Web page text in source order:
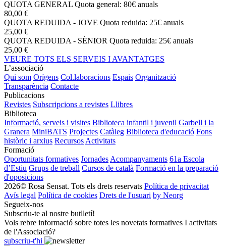
QUOTA GENERAL Quota general: 80€ anuals
80,00 €
QUOTA REDUIDA - JOVE Quota reduida: 25€ anuals
25,00 €
QUOTA REDUIDA - SÈNIOR Quota reduida: 25€ anuals
25,00 €
VEURE TOTS ELS SERVEIS I AVANTATGES
L’associació
Qui som Orígens Col.laboracions Espais Organització
Transparència Contacte
Publicacions
Revistes Subscripcions a revistes Llibres
Biblioteca
Informació, serveis i visites Biblioteca infantil i juvenil Garbell i la
Granera MiniBATS Projectes Catàleg Biblioteca d'educació Fons
històric i arxius Recursos Activitats
Formació
Oportunitats formatives Jornades Acompanyaments 61a Escola
d’Estiu Grups de treball Cursos de català Formació en la preparació
d'oposicions
2026© Rosa Sensat. Tots els drets reservats Política de privacitat
Avís legal Política de cookies Drets de l'usuari by Neorg
Segueix-nos
Subscriu-te al nostre butlletí!
Vols rebre informació sobre totes les novetats formatives I activitats
de l'Associació?
subscriu-t'hi